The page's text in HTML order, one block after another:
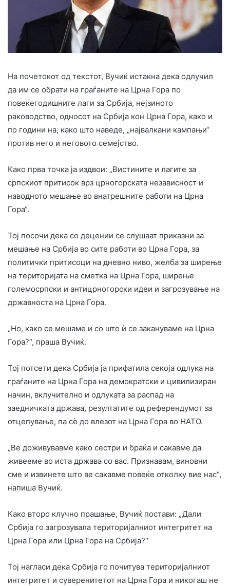
На почетокот од текстот, Вучиќ истакна дека одлучил
да им се обрати на граѓаните на Црна Гора по
повеќегодишните лаги за Србија, нејзиното
раководство, односот на Србија кон Црна Гора, како и
по години на, како што наведе, „највалкани кампањи“
против него и неговото семејство.
Како прва точка ја издвои: „Вистините и лагите за
српскиот притисок врз црногорската независност и
наводното мешање во внатрешните работи на Црна
Гора“.
Тој посочи дека со децении се слушаат приказни за
мешање на Србија во сите работи во Црна Гора, за
политички притисоци на дневно ниво, желба за ширење
на територијата на сметка на Црна Гора, ширење
големосрпски и антицрногорски идеи и загрозување на
државноста на Црна Гора.
„Но, како се мешаме и со што ѝ се закануваме на Црна
Гора?“, праша Вучиќ.
Тој потсети дека Србија ја прифатила секоја одлука на
граѓаните на Црна Гора на демократски и цивилизиран
начин, вклучително и одлуката за распад на
заедничката држава, резултатите од референдумот за
отцепување, па сè до влезот на Црна Гора во НАТО.
„Ве доживувавме како сестри и браќа и сакавме да
живееме во иста држава со вас. Признавам, виновни
сме и извинете што ве сакавме повеќе отколку вие нас“,
напиша Вучиќ.
Како второ клучно прашање, Вучиќ постави: „Дали
Србија го загрозувала територијалниот интегритет на
Црна Гора или Црна Гора на Србија?“
Тој нагласи дека Србија го почитува територијалниот
интегритет и суверенитетот на Црна Гора и никогаш не